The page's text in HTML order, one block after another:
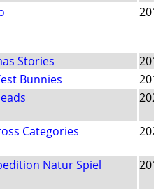
Stories
Bunnies
Categories
Natur Spiel